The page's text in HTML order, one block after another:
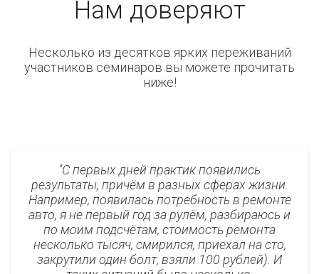
Нам доверяют
Несколько из десятков ярких переживаний
участников семинаров вы можете прочитать
ниже!
С первых дней практик появились
результаты, причём в разных сферах жизни.
Например, появилась потребность в ремонте
авто, я не первый год за рулём, разбираюсь и
по моим подсчётам, стоимость ремонта
несколько тысяч, смирился, приехал на сто,
закрутили один болт, взяли 100 рублей). И